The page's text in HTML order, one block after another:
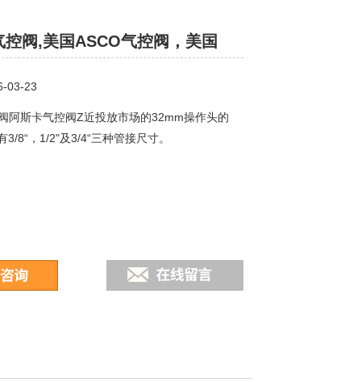
阀,美国ASCO气控阀，美国
03-23
阿斯卡气控阀Z近投放市场的32mm操作头的
3/8“，1/2"及3/4“三种管接尺寸。